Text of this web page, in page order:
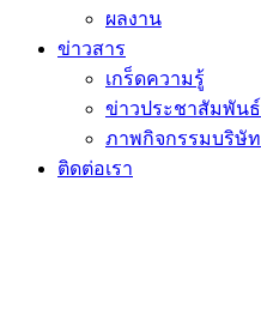
ผลงาน
ข่าวสาร
เกร็ดความรู้
ข่าวประชาสัมพันธ์
ภาพกิจกรรมบริษัท
ติดต่อเรา